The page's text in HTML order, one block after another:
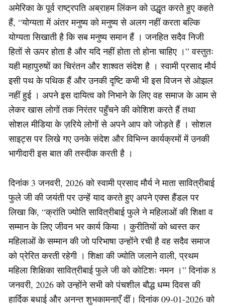
अमेरिका के पूर्व राष्ट्रपति अब्राहम लिंकन को उद्धृत करते हुए कहते
हैं, “योग्यता में अंतर मनुष्य को मनुष्य से अलग नहीं करता बल्कि
योग्यता सिखाती है कि सब मनुष्य समान हैं । जनहित सदैव निजी
हितों से ऊपर होता है और यदि नहीं होता तो होना चाहिए ।” वस्तुतः
यही महापुरुषों का चिरंतन और शाश्वत संदेश है । स्वामी प्रसाद मौर्य
इसी पथ के पथिक हैं और उनकी दृष्टि कभी भी इस विजन से ओझल
नहीं हुई । अपने इस दायित्व को निभाने के लिए वह समाज के आम से
लेकर खास लोगों तक निरंतर पहुँचने की कोशिश करते हैं तथा
सोशल मीडिया के ज़रिये लोगों से अपने आप को जोड़ते हैं । सोशल
साइट्स पर लिखे गए उनके संदेश और विभिन्न कार्यक्रमों में उनकी
भागीदारी इस बात की तस्दीक करती है ।
दिनांक 3 जनवरी, 2026 को स्वामी प्रसाद मौर्य ने माता सावित्रीबाई
फुले जी की जयंती पर उन्हें याद करते हुए अपने एक्स हैंडल पर
लिखा कि, “क्रांति ज्योति सावित्रीबाई फुले ने महिलाओं की शिक्षा व
सम्मान के लिए जीवन भर कार्य किया । कुरीतियों को ध्वस्त कर
महिलाओं के सम्मान की जो परिभाषा उन्होंने रची है वह सदैव समाज
को प्रेरित करती रहेगी । शिक्षा की ज्योति जलाने वाली, प्रथम
महिला शिक्षिका सावित्रीबाई फुले जी को कोटिशः नमन ।” दिनांक 8
जनवरी, 2026 को उन्होंने सभी को पंचशील बौद्ध धम्म दिवस की
हार्दिक बधाई और अनन्त शुभकामनाएँ दीं। दिनांक 09-01-2026 को